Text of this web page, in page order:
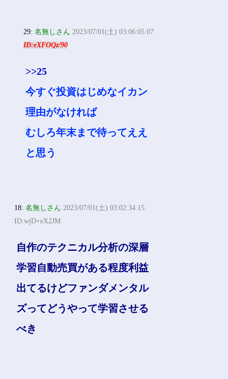
29:名無しさん 2023/07/01(土) 03:06:05.07
ID:eXFOQz/90
>>25
今すぐ投資はじめなイカン
理由がなければ
むしろ年末まで待ってええ
と思う
18:名無しさん 2023/07/01(土) 03:02:34.15
ID:wjD+eX2JM
自作のテクニカル分析の深層
学習自動売買がある程度利益
出てるけどファンダメンタル
ズってどうやって学習させる
べき